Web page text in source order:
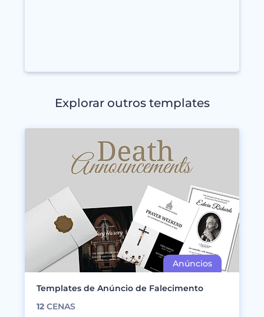
Explorar outros templates
Templates de Anúncio de Falecimento
12 CENAS